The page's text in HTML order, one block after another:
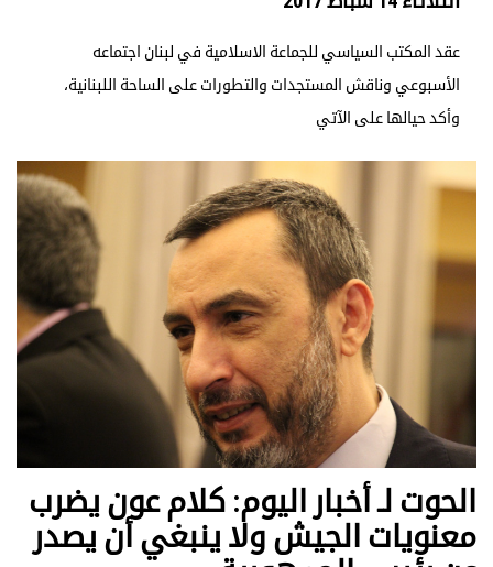
عقد المكتب السياسي للجماعة الاسلامية في لبنان اجتماعه
الأسبوعي وناقش المستجدات والتطورات على الساحة اللبنانية،
وأكد حيالها على الآتي
الحوت لـ أخبار اليوم: كلام عون يضرب
معنويات الجيش ولا ينبغي أن يصدر